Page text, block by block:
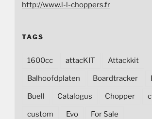
http://www.l-l-choppers.fr
TAGS
1600cc attacKIT Attackkit
Balhoofdplaten Boardtracker
Buell Catalogus Chopper
custom Evo For Sale